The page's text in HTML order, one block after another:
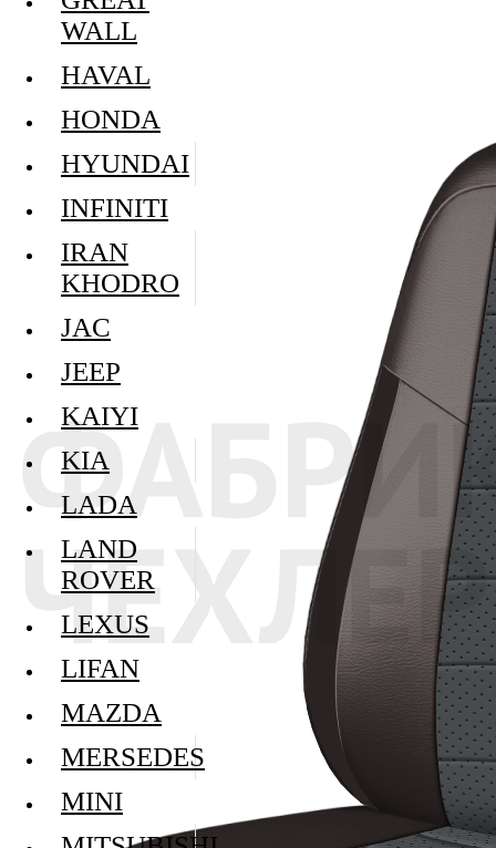
WALL
HAVAL
HONDA
HYUNDAI
INFINITI
IRAN
KHODRO
JAC
JEEP
KAIYI
KIA
LADA
LAND
ROVER
LEXUS
LIFAN
MAZDA
MERSEDES
MINI